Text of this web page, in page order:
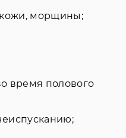
кожи, морщины;
время полового